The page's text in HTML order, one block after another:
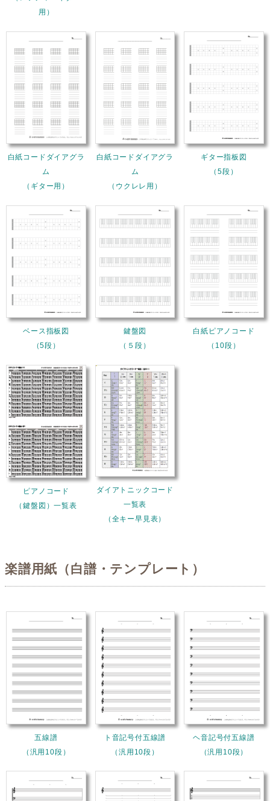
用）
白紙コードダイアグラ
ム
（ギター用）
白紙コードダイアグラ
ム
（ウクレレ用）
ギター指板図
（5段）
ベース指板図
（5段）
鍵盤図
（５段）
白紙ピアノコード
（10段）
ピアノコード
（鍵盤図）一覧表
ダイアトニックコード
一覧表
（全キー早見表）
楽譜用紙（白譜・テンプレート）
五線譜
（汎用10段）
ト音記号付五線譜
（汎用10段）
ヘ音記号付五線譜
（汎用10段）